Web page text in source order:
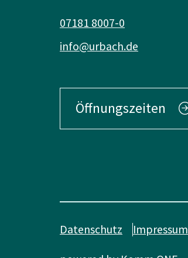
info@urbach.de
07181 8007-0
Öffnungszeiten
Datenschutz Impressum